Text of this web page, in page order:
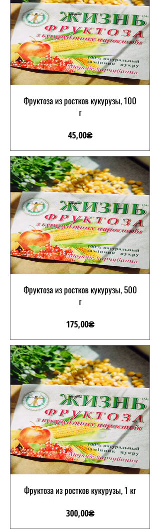
Фруктоза из ростков кукурузы, 100
г
45,00₴Цена
Фруктоза из ростков кукурузы, 500
г
175,00₴Цена
Фруктоза из ростков кукурузы, 1 кг
300,00₴Цена